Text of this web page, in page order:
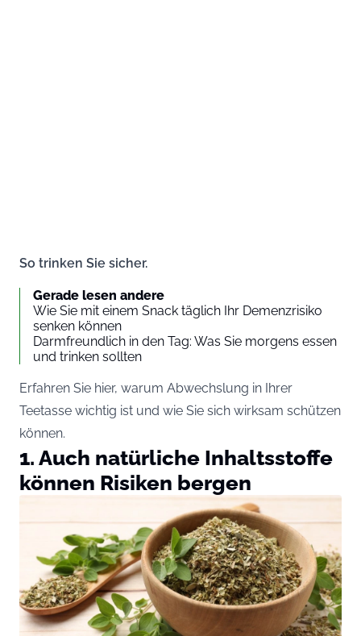
So trinken Sie sicher.
Gerade lesen andere
Wie Sie mit einem Snack täglich Ihr Demenzrisiko
senken können
Darmfreundlich in den Tag: Was Sie morgens essen
und trinken sollten
Erfahren Sie hier, warum Abwechslung in Ihrer
Teetasse wichtig ist und wie Sie sich wirksam schützen
können.
1. Auch natürliche Inhaltsstoffe
können Risiken bergen